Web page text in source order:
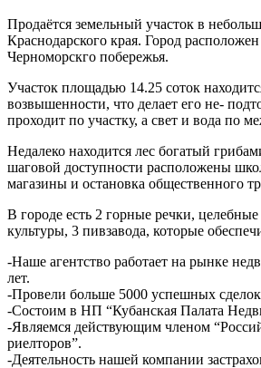
Продаётся земельный участок в
Краснодарского края. Город
Черноморскго побережья.
Участок площадью 14.25 соток
возвышенности, что делает его не-
проходит по участку, а свет и вода по
Недалеко находится лес богатый
шаговой доступности расположены
магазины и остановка общественного
В городе есть 2 горные речки,
культуры, 3 пивзавода, которые
-Наше агентство работает на рынке
лет.
-Провели больше 5000 успешных
-Состоим в НП “Кубанская Палата
-Являемся действующим членом
риелторов”.
-Деятельность нашей компании